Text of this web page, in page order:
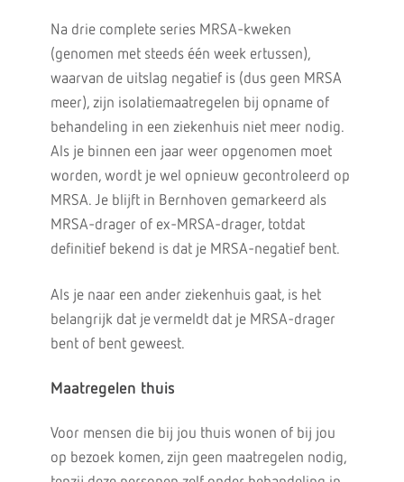
Na drie complete series MRSA-kweken
(genomen met steeds één week ertussen),
waarvan de uitslag negatief is (dus geen MRSA
meer), zijn isolatiemaatregelen bij opname of
behandeling in een ziekenhuis niet meer nodig.
Als je binnen een jaar weer opgenomen moet
worden, wordt je wel opnieuw gecontroleerd op
MRSA. Je blijft in Bernhoven gemarkeerd als
MRSA-drager of ex-MRSA-drager, totdat
definitief bekend is dat je MRSA-negatief bent.
Als je naar een ander ziekenhuis gaat, is het
belangrijk dat je vermeldt dat je MRSA-drager
bent of bent geweest.
Maatregelen thuis
Voor mensen die bij jou thuis wonen of bij jou
op bezoek komen, zijn geen maatregelen nodig,